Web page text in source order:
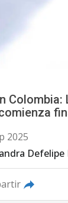
2025
Defelipe